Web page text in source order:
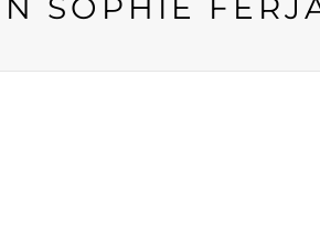
SOPHIE